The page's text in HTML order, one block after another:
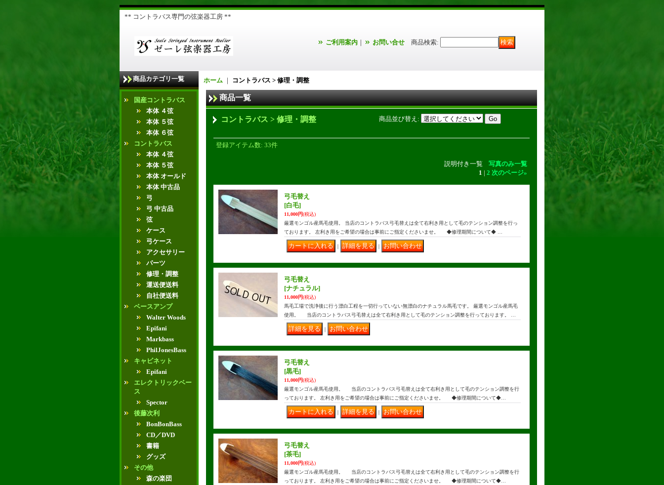
** コントラバス専門の弦楽器工房 **
ご利用案内 ｜ お問い合せ 商品検索:
商品カテゴリ一覧
国産コントラバス
本体 ４弦
本体 ５弦
本体 ６弦
コントラバス
本体 ４弦
本体 ５弦
本体 オールド
本体 中古品
弓
弓 中古品
弦
ケース
弓ケース
アクセサリー
パーツ
修理・調整
運送便送料
自社便送料
ベースアンプ
Walter Woods
Epifani
Markbass
PhilJonesBass
キャビネット
Epifani
エレクトリックベー
ス
Spector
後藤次利
BonBonBass
CD／DVD
書籍
グッズ
その他
森の楽団
ホーム ｜ コントラバス > 修理・調整
商品一覧
コントラバス > 修理・調整 商品並び替え :
登録アイテム数: 33件
説明付き一覧 写真のみ一覧
1 | 2 次のページ»
弓毛替え
[白毛]
11,000円(税込)
厳選モンゴル産馬毛使用。 当店のコントラバス弓毛替えは全て右利き用として毛のテンション調整を行っ
ております。 左利き用をご希望の場合は事前にご指定くださいませ。 ◆修理期間について◆ …
｜ ｜
弓毛替え
[ナチュラル]
11,000円(税込)
馬毛工場で洗浄後に行う漂白工程を一切行っていない無漂白のナチュラル馬毛です。 厳選モンゴル産馬毛
使用。 当店のコントラバス弓毛替えは全て右利き用として毛のテンション調整を行っております。 …
｜
弓毛替え
[黒毛]
11,000円(税込)
厳選モンゴル産馬毛使用。 当店のコントラバス弓毛替えは全て右利き用として毛のテンション調整を行
っております。 左利き用をご希望の場合は事前にご指定くださいませ。 ◆修理期間について◆…
｜ ｜
弓毛替え
[茶毛]
11,000円(税込)
厳選モンゴル産馬毛使用。 当店のコントラバス弓毛替えは全て右利き用として毛のテンション調整を行
っております。 左利き用をご希望の場合は事前にご指定くださいませ。 ◆修理期間について◆…